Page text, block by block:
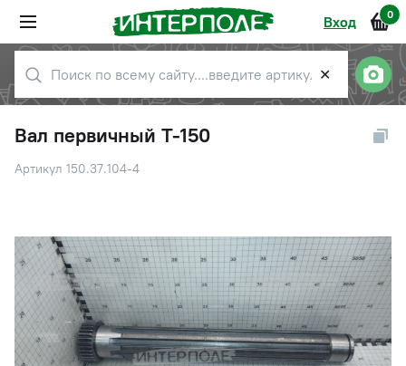
Вход 0
✕
Вал первичный Т-150
Артикул 150.37.104-4